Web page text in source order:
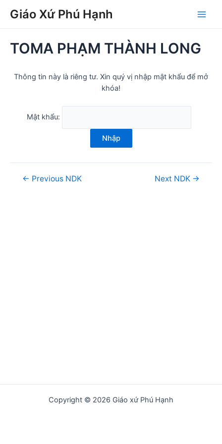
Giáo Xứ Phú Hạnh
Main
TOMA PHẠM THÀNH LONG
Thông tin này là riêng tư. Xin quý vị nhập mật khẩu để mở
khóa!
Mật khẩu:
Nhập
navigation
← Previous NDK Next NDK →
Copyright © 2026 Giáo xứ Phú Hạnh